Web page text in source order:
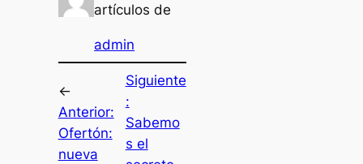
artículos de
admin
←
Anterior:
Ofertón:
nueva
Siguiente
:
Sabemo
s el